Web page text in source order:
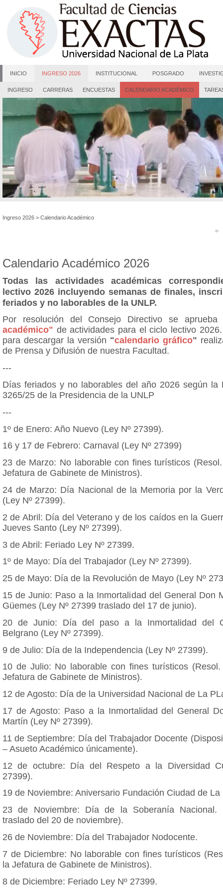
INICIO INGRESO 2026 INSTITUCIONAL POSGRADO
INGRESO CARRERAS ENCUESTAS CALENDARIO ACADÉMICO
Ingreso 2026 > Calendario Académico
Calendario Académico 2026
Todas las actividades académicas
lectivo 2026 incluyendo semanas de finales,
feriados y no laborables de la UNLP.
Por resolución del Consejo Directivo se
académico" de actividades para el ciclo lectivo
para descargar la versión "calendario gráfico"
de Prensa y Difusión de nuestra Facultad.
---
Días feriados y no laborables del año 2026 según la
3265/25 de la Presidencia de la UNLP
---
1º de Enero: Año Nuevo (Ley Nº 27399).
16 y 17 de Febrero: Carnaval (Ley Nº 27399)
23 de Marzo: No laborable con fines turísticos
Jefatura de Gabinete de Ministros).
24 de Marzo: Día Nacional de la Memoria por la
(Ley Nº 27399).
2 de Abril: Día del Veterano y de los caídos en la
Jueves Santo (Ley Nº 27399).
3 de Abril: Feriado Ley Nº 27399.
1º de Mayo: Día del Trabajador (Ley Nº 27399).
25 de Mayo: Día de la Revolución de Mayo (Ley Nº
15 de Junio: Paso a la Inmortalidad del General Don
Güemes (Ley Nº 27399 traslado del 17 de junio).
20 de Junio: Día del paso a la Inmortalidad del
Belgrano (Ley Nº 27399).
9 de Julio: Día de la Independencia (Ley Nº 27399).
10 de Julio: No laborable con fines turísticos
Jefatura de Gabinete de Ministros).
12 de Agosto: Día de la Universidad Nacional de La
17 de Agosto: Paso a la Inmortalidad del General
Martín (Ley Nº 27399).
11 de Septiembre: Día del Trabajador Docente
– Asueto Académico únicamente).
12 de octubre: Día del Respeto a la Diversidad
27399).
19 de Noviembre: Aniversario Fundación Ciudad de La
23 de Noviembre: Día de la Soberanía Nacional.
traslado del 20 de noviembre).
26 de Noviembre: Día del Trabajador Nodocente.
7 de Diciembre: No laborable con fines turísticos
la Jefatura de Gabinete de Ministros).
8 de Diciembre: Feriado Ley Nº 27399.